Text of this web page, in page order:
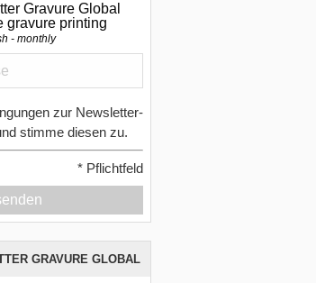
Gravure Global
gravure printing
- monthly
zur Newsletter-
stimme diesen zu.
* Pflichtfeld
GRAVURE GLOBAL